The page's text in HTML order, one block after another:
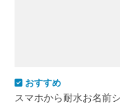
おすすめ
スマホから耐水お名前